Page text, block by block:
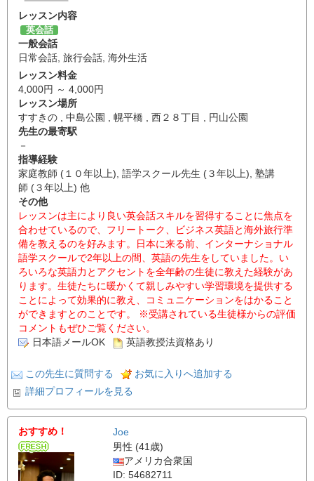
レッスン内容
英会話
一般会話
日常会話, 旅行会話, 海外生活
レッスン料金
4,000円 ～ 4,000円
レッスン場所
すすきの , 中島公園 , 幌平橋 , 西２８丁目 , 円山公園
先生の最寄駅
－
指導経験
家庭教師 (１０年以上), 語学スクール先生 (３年以上), 塾講
師 (３年以上) 他
その他
レッスンは主により良い英会話スキルを習得することに焦点を
合わせているので、フリートーク、ビジネス英語と海外旅行準
備を教えるのを好みます。日本に来る前、インターナショナル
語学スクールで2年以上の間、英語の先生をしていました。い
ろいろな英語力とアクセントを全年齢の生徒に教えた経験があ
ります。生徒たちに暖かくて親しみやすい学習環境を提供する
ことによって効果的に教え、コミュニケーションをはかること
ができますとのことです。 ※受講されている生徒様からの評価
コメントもぜひご覧ください。
日本語メールOK
英語教授法資格あり
この先生に質問する
お気に入りへ追加する
詳細プロフィールを見る
おすすめ！
Joe
男性 (41歳)
アメリカ合衆国
ID: 54682711